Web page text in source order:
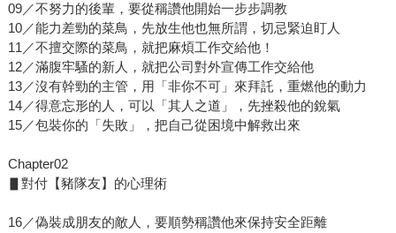
09／不努力的後輩，要從稱讚他開始一步步調教
10／能力差勁的菜鳥，先放生他也無所謂，切忌緊迫盯人
11／不擅交際的菜鳥，就把麻煩工作交給他！
12／滿腹牢騷的新人，就把公司對外宣傳工作交給他
13／沒有幹勁的主管，用「非你不可」來拜託，重燃他的動力
14／得意忘形的人，可以「其人之道」，先挫殺他的銳氣
15／包裝你的「失敗」，把自己從困境中解救出來
Chapter02
▋對付【豬隊友】的心理術
16／偽裝成朋友的敵人，要順勢稱讚他來保持安全距離